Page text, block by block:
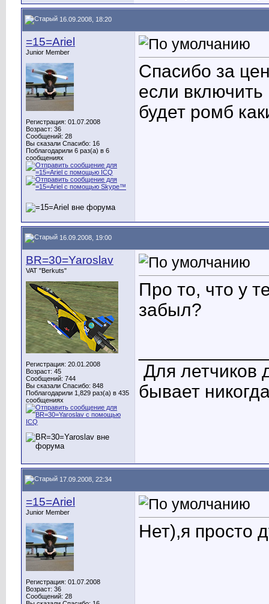
16.09.2008, 18:20
=15=Ariel
Junior Member
Регистрация: 01.07.2008
Возраст: 36
Сообщений: 28
Вы сказали Спасибо: 16
Поблагодарили 6 раз(а) в 6
сообщениях
Спасибо за
если включить
будет ромб
16.09.2008, 19:00
BR=30=Yaroslav
VAT "Berkuts"
Регистрация: 20.01.2008
Возраст: 45
Сообщений: 744
Вы сказали Спасибо: 848
Поблагодарили 1,829 раз(а) в 435
сообщениях
Про то, что у
забыл?
Для летчиков
бывает
17.09.2008, 22:34
=15=Ariel
Junior Member
Регистрация: 01.07.2008
Возраст: 36
Сообщений: 28
Нет),я просто